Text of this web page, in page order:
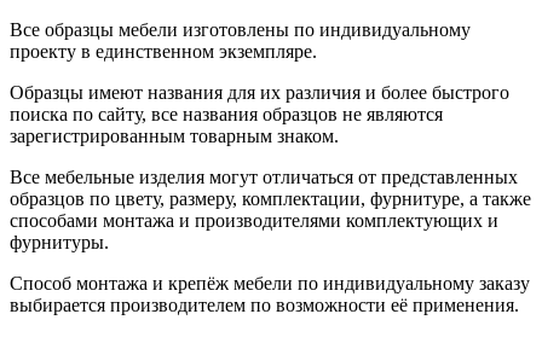
Все образцы мебели изготовлены по индивидуальному
проекту в единственном экземпляре.
Образцы имеют названия для их различия и более быстрого
поиска по сайту, все названия образцов не являются
зарегистрированным товарным знаком.
Все мебельные изделия могут отличаться от представленных
образцов по цвету, размеру, комплектации, фурнитуре, а также
способами монтажа и производителями комплектующих и
фурнитуры.
Способ монтажа и крепёж мебели по индивидуальному заказу
выбирается производителем по возможности её применения.